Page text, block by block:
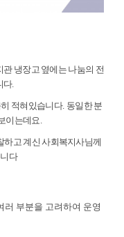
관 냉장고 옆에는 나눔의 전
다.
적혀있습니다. 동일한 분
이는데요.
하고 계신 사회복지사님께
다
러 부분을 고려하여 운영